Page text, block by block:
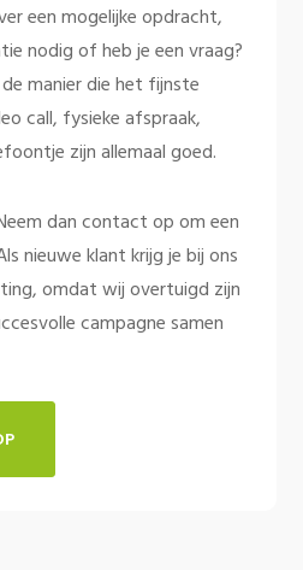
een mogelijke opdracht,
nodig of heb je een vraag?
manier die het fijnste
call, fysieke afspraak,
zijn allemaal goed.
dan contact op om een
nieuwe klant krijg je bij ons
omdat wij overtuigd zijn
campagne samen